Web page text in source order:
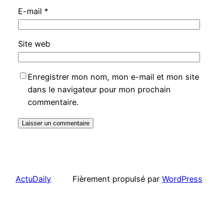
E-mail *
Site web
Enregistrer mon nom, mon e-mail et mon site
dans le navigateur pour mon prochain
commentaire.
ActuDaily Fièrement propulsé par WordPress